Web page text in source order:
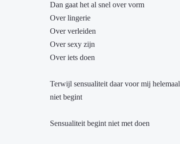
Dan gaat het al snel over vorm
Over lingerie
Over verleiden
Over sexy zijn
Over iets doen
Terwijl sensualiteit daar voor mij helemaal
niet begint
Sensualiteit begint niet met doen